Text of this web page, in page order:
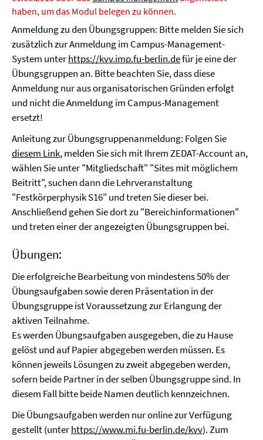
haben, um das Modul belegen zu können.
Anmeldung zu den Übungsgruppen: Bitte melden Sie sich
zusätzlich zur Anmeldung im Campus-Management-
System unterhttps://kvv.imp.fu-berlin.defür je eine der
Übungsgruppen an. Bitte beachten Sie, dass diese
Anmeldung nur aus organisatorischen Gründen erfolgt
und nicht die Anmeldung im Campus-Management
ersetzt!
Anleitung zur Übungsgruppenanmeldung: Folgen Sie
diesem Link, melden Sie sich mit Ihrem ZEDAT-Account an,
wählen Sie unter "Mitgliedschaft" "Sites mit möglichem
Beitritt", suchen dann die Lehrveranstaltung
"Festkörperphysik S16" und treten Sie dieser bei.
Anschließend gehen Sie dort zu "Bereichinformationen"
und treten einer der angezeigten Übungsgruppen bei.
Übungen:
Die erfolgreiche Bearbeitung von mindestens 50% der
Übungsaufgaben sowie deren Präsentation in der
Übungsgruppe ist Voraussetzung zur Erlangung der
aktiven Teilnahme.
Es werden Übungsaufgaben ausgegeben, die zu Hause
gelöst und auf Papier abgegeben werden müssen. Es
können jeweils Lösungen zu zweit abgegeben werden,
sofern beide Partner in der selben Übungsgruppe sind. In
diesem Fall bitte beide Namen deutlich kennzeichnen.
Die Übungsaufgaben werden nur online zur Verfügung
gestellt (unterhttps://www.mi.fu-berlin.de/kvv). Zum